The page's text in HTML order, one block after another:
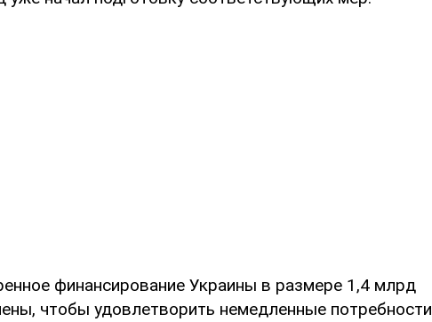
финансирование Украины в размере 1,4 млрд
чтобы удовлетворить немедленные потребности